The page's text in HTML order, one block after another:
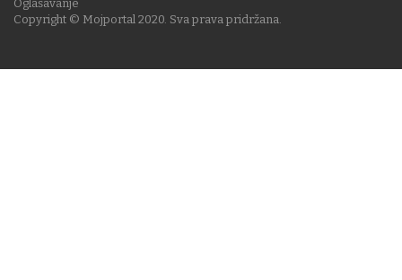
Copyright © Mojportal 2020. Sva prava pridržana.
Oglašavanje